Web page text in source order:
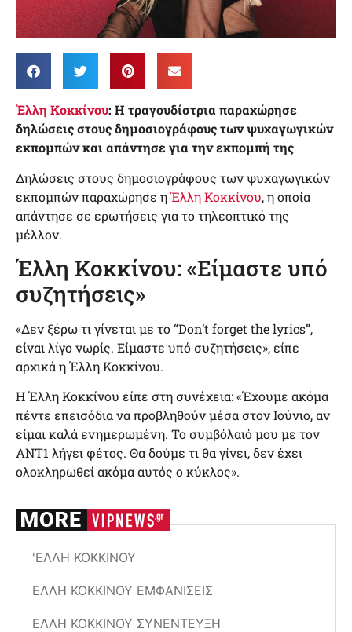
Έλλη Κοκκίνου: Η τραγουδίστρια παραχώρησε
δηλώσεις στους δημοσιογράφους των ψυχαγωγικών
εκπομπών και απάντησε για την εκπομπή της
Δηλώσεις στους δημοσιογράφους των ψυχαγωγικών
εκπομπών παραχώρησε ηΈλλη Κοκκίνου, η οποία
απάντησε σε ερωτήσεις για το τηλεοπτικό της
μέλλον.
Έλλη Κοκκίνου: «Είμαστε υπό
συζητήσεις»
«Δεν ξέρω τι γίνεται με το “Don’t forget the lyrics”,
είναι λίγο νωρίς. Είμαστε υπό συζητήσεις», είπε
αρχικά η Έλλη Κοκκίνου.
Η Έλλη Κοκκίνου είπε στη συνέχεια: «Έχουμε ακόμα
πέντε επεισόδια να προβληθούν μέσα στον Ιούνιο, αν
είμαι καλά ενημερωμένη. Το συμβόλαιό μου με τον
ΑΝΤ1 λήγει φέτος. Θα δούμε τι θα γίνει, δεν έχει
ολοκληρωθεί ακόμα αυτός ο κύκλος».
'ΕΛΛΗ ΚΟΚΚΊΝΟΥ
ΈΛΛΗ ΚΟΚΚΊΝΟΥ ΕΜΦΑΝΊΣΕΙΣ
ΈΛΛΗ ΚΟΚΚΊΝΟΥ ΣΥΝΈΝΤΕΥΞΗ